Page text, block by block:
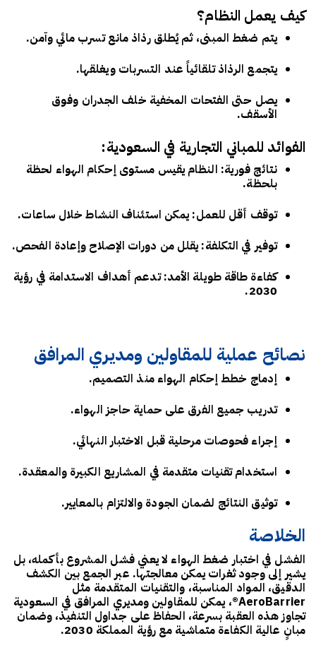
كيف يعمل النظام؟
يتم ضغط المبنى، ثم يُطلق رذاذ مانع تسرب مائي وآمن.
يتجمع الرذاذ تلقائياً عند التسربات ويغلقها.
يصل حتى الفتحات المخفية خلف الجدران وفوق
الأسقف.
الفوائد للمباني التجارية في السعودية:
نتائج فورية: النظام يقيس مستوى إحكام الهواء لحظة
بلحظة.
توقف أقل للعمل: يمكن استئناف النشاط خلال ساعات.
توفير في التكلفة: يقلل من دورات الإصلاح وإعادة الفحص.
كفاءة طاقة طويلة الأمد: تدعم أهداف الاستدامة في رؤية
2030.
نصائح عملية للمقاولين ومديري المرافق
إدماج خطط إحكام الهواء منذ التصميم.
تدريب جميع الفرق على حماية حاجز الهواء.
إجراء فحوصات مرحلية قبل الاختبار النهائي.
استخدام تقنيات متقدمة في المشاريع الكبيرة والمعقدة.
توثيق النتائج لضمان الجودة والالتزام بالمعايير.
الخلاصة
الفشل في اختبار ضغط الهواء لا يعني فشل المشروع بأكمله، بل
يشير إلى وجود ثغرات يمكن معالجتها. عبر الجمع بين الكشف
الدقيق، المواد المناسبة، والتقنيات المتقدمة مثل
AeroBarrier® ، يمكن للمقاولين ومديري المرافق في السعودية
تجاوز هذه العقبة بسرعة، الحفاظ على جداول التنفيذ، وضمان
مبانٍ عالية الكفاءة متماشية مع رؤية المملكة 2030.